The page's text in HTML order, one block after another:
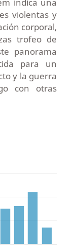
violentas y
corporal,
trofeo de
panorama
para un
y la guerra
con otras